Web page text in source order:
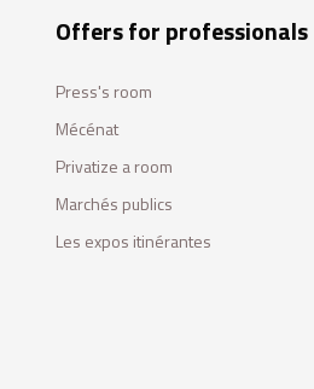
Offers for professionals
Press's room
Mécénat
Privatize a room
Marchés publics
Les expos itinérantes